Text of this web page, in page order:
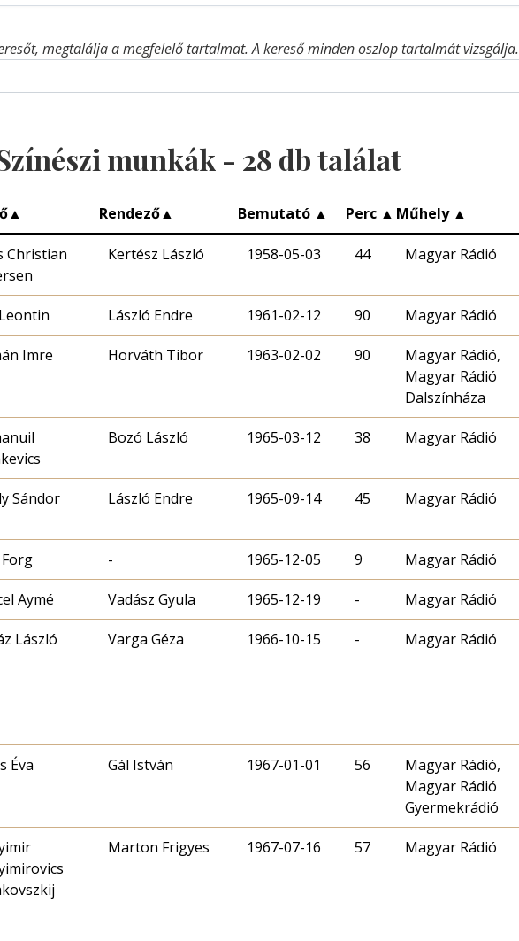
megtalálja a megfelelő tartalmat. A kereső minden oszlop tartalmát vizsgálja.
munkák - 28 db találat
▲ Rendező▲ Bemutató ▲ Perc ▲ Műhely ▲
Christian
Kertész László 1958-05-03 44 Magyar Rádió
László Endre 1961-02-12 90 Magyar Rádió
Imre 1963-02-02 90
Magyar Rádió,
Magyar Rádió
Dalszínháza
Bozó László 1965-03-12 38 Magyar Rádió
Sándor László Endre 1965-09-14 45 Magyar Rádió
- 1965-12-05 9 Magyar Rádió
Aymé Vadász Gyula 1965-12-19 - Magyar Rádió
László Varga Géza 1966-10-15 - Magyar Rádió
Éva Gál István 1967-01-01 56
Magyar Rádió,
Magyar Rádió
Gyermekrádió
Marton Frigyes 1967-07-16 57 Magyar Rádió